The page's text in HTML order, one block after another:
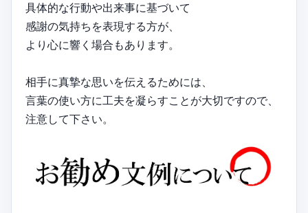
具体的な行動や出来事に基づいて
感謝の気持ちを表現する方が、
より心に響く場合もあります。
相手に真摯な思いを伝えるためには、
言葉の使い方に工夫を凝らすことが大切ですので、
注意して下さい。